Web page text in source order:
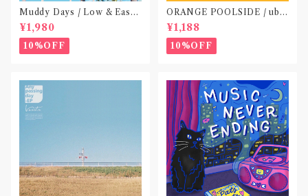
Muddy Days / Low & Easy
Life〝東京〟
¥1,980
10%OFF
ORANGE POOLSIDE / ubu
(CD作品)〝神奈川・厚木〟
¥1,188
10%OFF